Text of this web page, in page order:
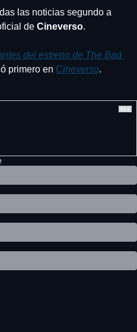
las noticias segundo a
de Cineverso.
del estreno de The Bad
primero en Cineverso.